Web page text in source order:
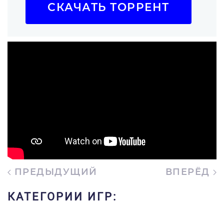
СКАЧАТЬ ТОРРЕНТ
ПРЕДЫДУЩИЙ ВПЕРЁД
КАТЕГОРИИ ИГР: